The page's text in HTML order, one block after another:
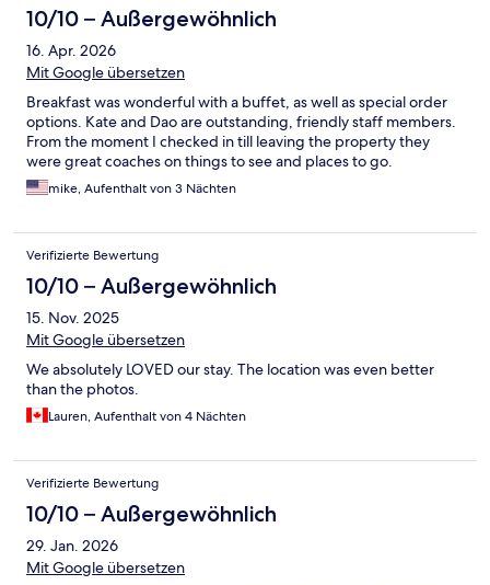
10/10 – Außergewöhnlich
16. Apr. 2026
Mit Google übersetzen
Breakfast was wonderful with a buffet, as well as special order
options. Kate and Dao are outstanding, friendly staff members.
From the moment I checked in till leaving the property they
were great coaches on things to see and places to go.
mike, Aufenthalt von 3 Nächten
Verifizierte Bewertung
10/10 – Außergewöhnlich
15. Nov. 2025
Mit Google übersetzen
We absolutely LOVED our stay. The location was even better
than the photos.
Lauren, Aufenthalt von 4 Nächten
Verifizierte Bewertung
10/10 – Außergewöhnlich
29. Jan. 2026
Mit Google übersetzen